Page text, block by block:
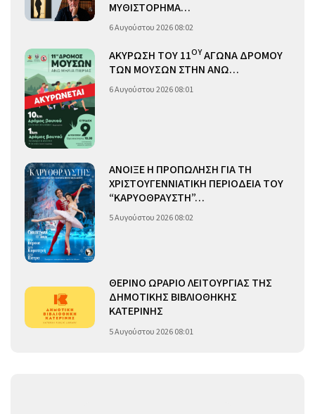
ΜΥΘΙΣΤΟΡΗΜΑ…
6 Αυγούστου 2026 08:02
ΑΚΥΡΩΣΗ ΤΟΥ 11ΟΥΑΓΩΝΑ ΔΡΟΜΟΥ
ΤΩΝ ΜΟΥΣΩΝ ΣΤΗΝ ΑΝΩ…
6 Αυγούστου 2026 08:01
ΑΝΟΙΞΕ Η ΠΡΟΠΩΛΗΣΗ ΓΙΑ ΤΗ
ΧΡΙΣΤΟΥΓΕΝΝΙΑΤΙΚΗ ΠΕΡΙΟΔΕΙΑ ΤΟΥ
“ΚΑΡΥΟΘΡΑΥΣΤΗ”…
5 Αυγούστου 2026 08:02
ΘΕΡΙΝΟ ΩΡΑΡΙΟ ΛΕΙΤΟΥΡΓΙΑΣ ΤΗΣ
ΔΗΜΟΤΙΚΗΣ ΒΙΒΛΙΟΘΗΚΗΣ
ΚΑΤΕΡΙΝΗΣ
5 Αυγούστου 2026 08:01